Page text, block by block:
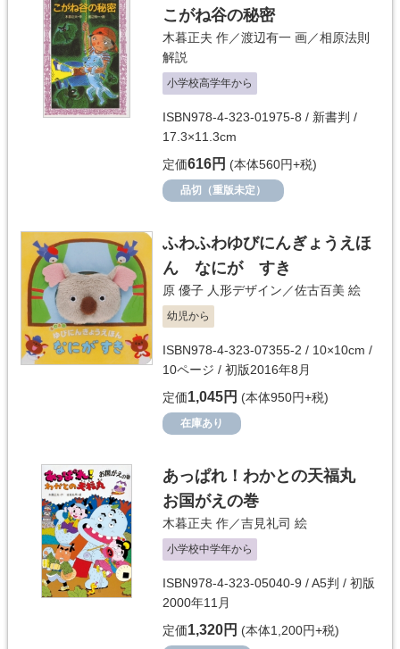
こがね谷の秘密
木暮正夫 作／渡辺有一 画／相原法則
解説
小学校高学年から
ISBN978-4-323-01975-8 / 新書判 /
17.3×11.3cm
定価616円 (本体560円+税)
品切（重版未定）
ふわふわゆびにんぎょうえほ
ん なにが すき
原 優子 人形デザイン／佐古百美 絵
幼児から
ISBN978-4-323-07355-2 / 10×10cm /
10ページ / 初版2016年8月
定価1,045円 (本体950円+税)
在庫あり
あっぱれ！わかとの天福丸
お国がえの巻
木暮正夫 作／吉見礼司 絵
小学校中学年から
ISBN978-4-323-05040-9 / A5判 / 初版
2000年11月
定価1,320円 (本体1,200円+税)